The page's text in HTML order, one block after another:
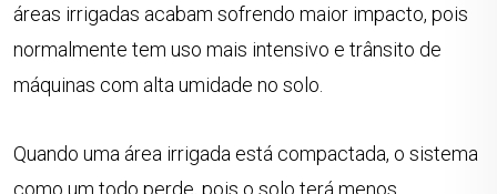
áreas irrigadas acabam sofrendo maior impacto, pois
normalmente tem uso mais intensivo e trânsito de
máquinas com alta umidade no solo.
Quando uma área irrigada está compactada, o sistema
como um todo perde, pois o solo terá menos